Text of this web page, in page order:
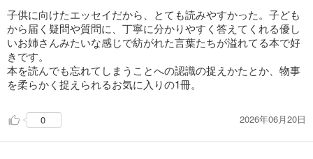
子供に向けたエッセイだから、とても読みやすかった。子ども
から届く疑問や質問に、丁寧に分かりやすく答えてくれる優し
いお姉さんみたいな感じで紡がれた言葉たちが溢れてる本で好
きです。
本を読んでも忘れてしまうことへの認識の捉えかたとか、物事
を柔らかく捉えられるお気に入りの1冊。
0 2026年06月20日